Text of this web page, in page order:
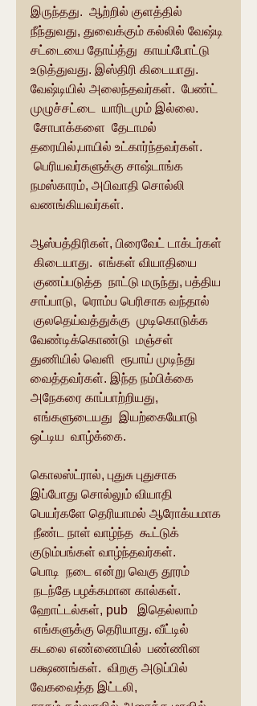
இருந்தது.  ஆற்றில் குளத்தில்
நீந்துவது, துவைக்கும் கல்லில் வேஷ்டி
சட்டையை தோய்த்து  காயப்போட்டு
உடுத்துவது. இஸ்திரி கிடையாது.
வேஷ்டியில் அலைந்தவர்கள்.  பேண்ட்
முழுச்சட்டை  யாரிடமும் இல்லை.
சோபாக்களை  தேடாமல்
தரையில்,பாயில் உட்கார்ந்தவர்கள்.
பெரியவர்களுக்கு சாஷ்டாங்க
நமஸ்காரம், அபிவாதி சொல்லி
வணங்கியவர்கள்.
ஆஸ்பத்திரிகள், பிரைவேட் டாக்டர்கள்
கிடையாது.  எங்கள் வியாதியை
குணப்படுத்த  நாட்டு மருந்து, பத்திய
சாப்பாடு,  ரொம்ப பெரிசாக வந்தால்
குலதெய்வத்துக்கு  முடிகொடுக்க
வேண்டிக்கொண்டு  மஞ்சள்
துணியில் வெளி  ரூபாய் முடிந்து
வைத்தவர்கள். இந்த நம்பிக்கை
அநேகரை காப்பாற்றியது,
எங்களுடையது  இயற்கையோடு
ஒட்டிய  வாழ்க்கை.
கொலஸ்ட்ரால், புதுசு புதுசாக
இப்போது சொல்லும் வியாதி
பெயர்களே தெரியாமல் ஆரோக்யமாக
நீண்ட நாள் வாழ்ந்த  கூட்டுக்
குடும்பங்கள் வாழ்ந்தவர்கள்.
பொடி  நடை என்று வெகு தூரம்
நடந்தே பழக்கமான கால்கள்.
ஹோட்டல்கள், pub   இதெல்லாம்
எங்களுக்கு தெரியாது. வீட்டில்
கடலை எண்ணையில்  பண்ணின
பக்ஷணங்கள்.  விறகு அடுப்பில்
வேகவைத்த இட்டலி,